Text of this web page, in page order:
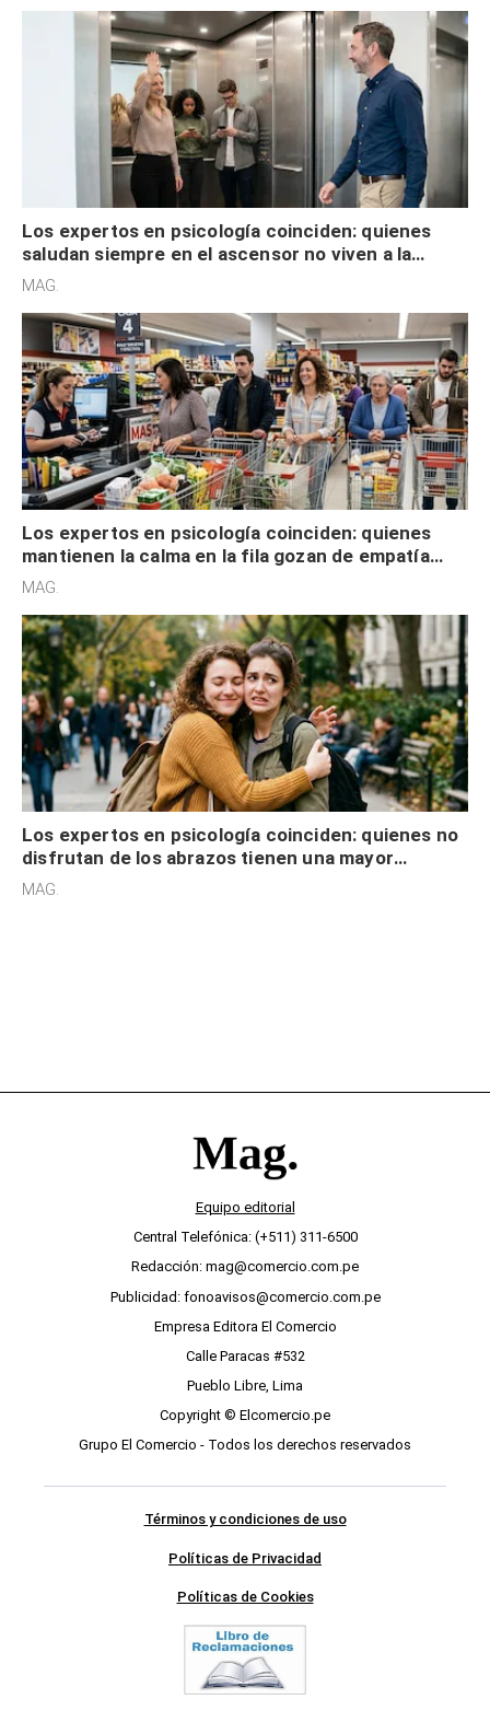
Los expertos en psicología coinciden: quienes
saludan siempre en el ascensor no viven a la
defensiva y tienen apertura social
MAG.
Los expertos en psicología coinciden: quienes
mantienen la calma en la fila gozan de empatía
cognitiva, gratitud y no solo tienen autocontrol
MAG.
Los expertos en psicología coinciden: quienes no
disfrutan de los abrazos tienen una mayor
sensibilidad a los estímulos físicos y no es por
MAG.
Equipo editorial
Central Telefónica: (+511) 311-6500
Redacción: mag@comercio.com.pe
Publicidad: fonoavisos@comercio.com.pe
Empresa Editora El Comercio
Calle Paracas #532
Pueblo Libre, Lima
Copyright © Elcomercio.pe
Grupo El Comercio - Todos los derechos reservados
Términos y condiciones de uso
Políticas de Privacidad
Políticas de Cookies